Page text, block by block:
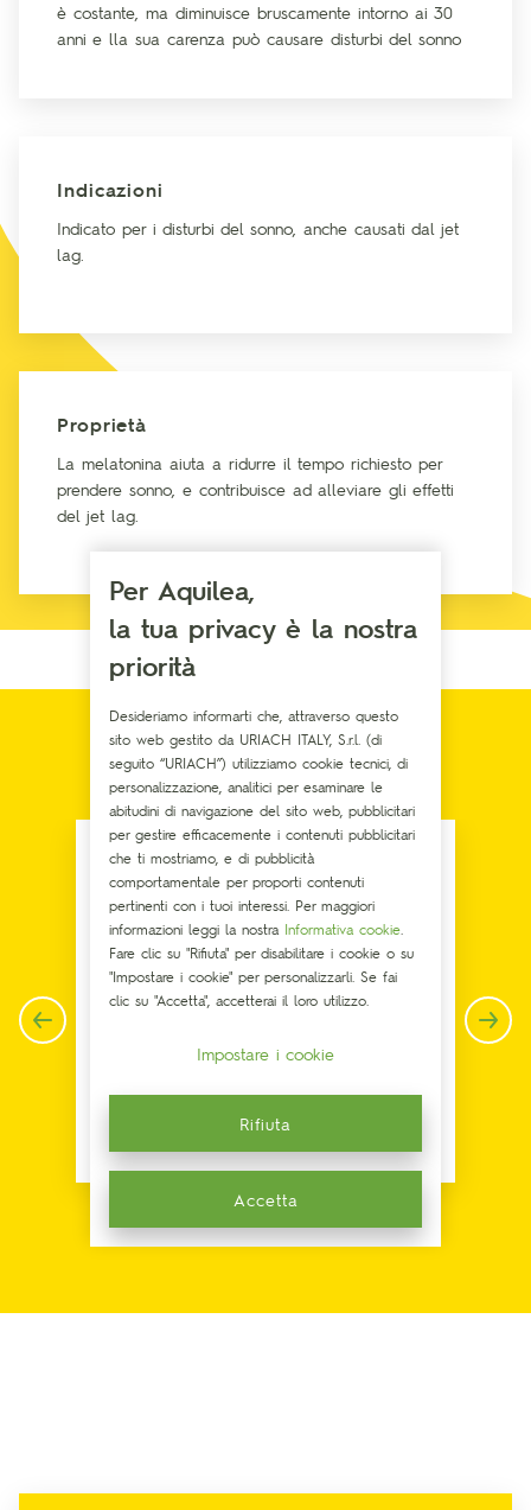
è costante, ma diminuisce bruscamente intorno ai 30
anni e lla sua carenza può causare disturbi del sonno
Indicazioni
Indicato per i disturbi del sonno, anche causati dal jet
lag.
Proprietà
La melatonina aiuta a ridurre il tempo richiesto per
prendere sonno, e contribuisce ad alleviare gli effetti
del jet lag.
ALTRI INGREDIENTI
Per Aquilea,
la tua privacy è la nostra
priorità
Desideriamo informarti che, attraverso questo
sito web gestito da URIACH ITALY, S.r.l. (di
seguito “URIACH”) utilizziamo cookie tecnici, di
personalizzazione, analitici per esaminare le
abitudini di navigazione del sito web, pubblicitari
per gestire efficacemente i contenuti pubblicitari
che ti mostriamo, e di pubblicità
comportamentale per proporti contenuti
pertinenti con i tuoi interessi. Per maggiori
informazioni leggi la nostra Informativa cookie
Fare clic su "Rifiuta" per disabilitare i cookie o su
"Impostare i cookie" per personalizzarli. Se fai
clic su "Accetta", accetterai il loro utilizzo.
Impostare i cookie
Rifiuta
Accetta